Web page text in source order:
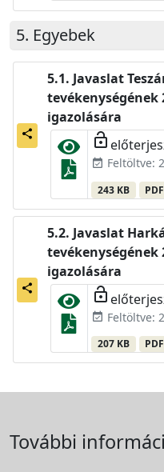
Egyebek
share
Javaslat
igazolására
lock_open
event_available Feltöltve:
243 KB
share
Javaslat
igazolására
lock_open
event_available Feltöltve:
207 KB
További